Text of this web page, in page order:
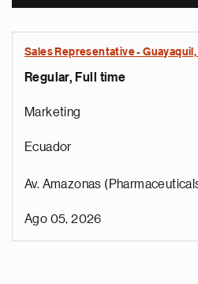
Sales Representative -
Regular, Full time
Marketing
Ecuador
Av. Amazonas
Ago 05, 2026